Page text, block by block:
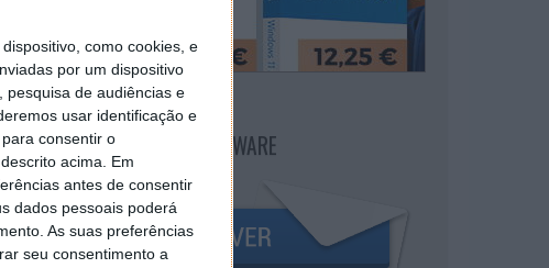
como cookies, e
por um dispositivo
pesquisa de audiências e
usar identificação e
consentir o
acima. Em
antes de consentir
dados pessoais poderá
As suas preferências
seu consentimento a
NEWSLETTER PPLWARE